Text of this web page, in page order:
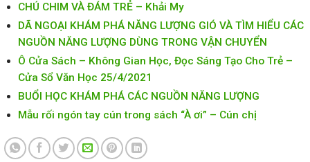
CHÚ CHIM VÀ ĐÁM TRẺ – Khải My
DÃ NGOẠI KHÁM PHÁ NĂNG LƯỢNG GIÓ VÀ TÌM HIỂU CÁC
NGUỒN NĂNG LƯỢNG DÙNG TRONG VẬN CHUYỂN
Ô Cửa Sách – Không Gian Học, Đọc Sáng Tạo Cho Trẻ –
Cửa Sổ Văn Học 25/4/2021
BUỔI HỌC KHÁM PHÁ CÁC NGUỒN NĂNG LƯỢNG
Mẫu rối ngón tay cún trong sách “À ơi” – Cún chị